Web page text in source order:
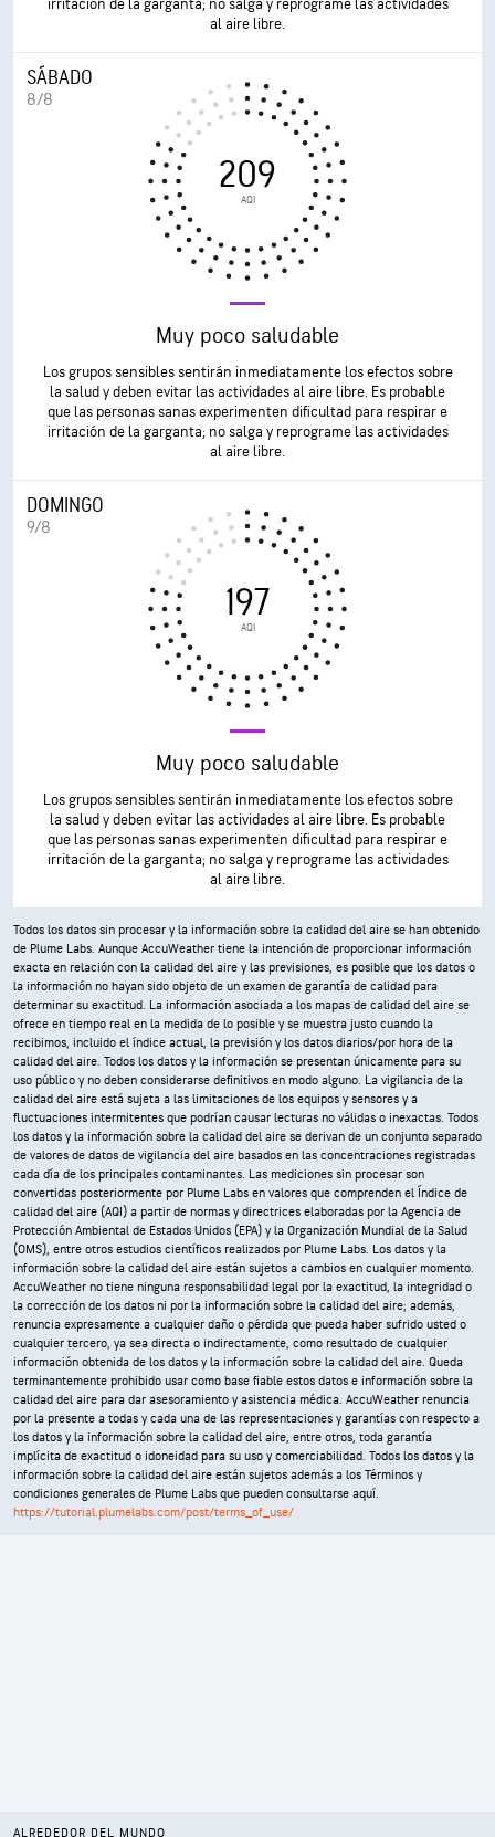
irritación de la garganta; no salga y reprograme las actividades
al aire libre.
SÁBADO
8/8
209
AQI
Muy poco saludable
Los grupos sensibles sentirán inmediatamente los efectos sobre
la salud y deben evitar las actividades al aire libre. Es probable
que las personas sanas experimenten dificultad para respirar e
irritación de la garganta; no salga y reprograme las actividades
al aire libre.
DOMINGO
9/8
197
AQI
Muy poco saludable
Los grupos sensibles sentirán inmediatamente los efectos sobre
la salud y deben evitar las actividades al aire libre. Es probable
que las personas sanas experimenten dificultad para respirar e
irritación de la garganta; no salga y reprograme las actividades
al aire libre.
Todos los datos sin procesar y la información sobre la calidad del aire se han obtenido
de Plume Labs. Aunque AccuWeather tiene la intención de proporcionar información
exacta en relación con la calidad del aire y las previsiones, es posible que los datos o
la información no hayan sido objeto de un examen de garantía de calidad para
determinar su exactitud. La información asociada a los mapas de calidad del aire se
ofrece en tiempo real en la medida de lo posible y se muestra justo cuando la
recibimos, incluido el índice actual, la previsión y los datos diarios/por hora de la
calidad del aire. Todos los datos y la información se presentan únicamente para su
uso público y no deben considerarse definitivos en modo alguno. La vigilancia de la
calidad del aire está sujeta a las limitaciones de los equipos y sensores y a
fluctuaciones intermitentes que podrían causar lecturas no válidas o inexactas. Todos
los datos y la información sobre la calidad del aire se derivan de un conjunto separado
de valores de datos de vigilancia del aire basados en las concentraciones registradas
cada día de los principales contaminantes. Las mediciones sin procesar son
convertidas posteriormente por Plume Labs en valores que comprenden el Índice de
calidad del aire (AQI) a partir de normas y directrices elaboradas por la Agencia de
Protección Ambiental de Estados Unidos (EPA) y la Organización Mundial de la Salud
(OMS), entre otros estudios científicos realizados por Plume Labs. Los datos y la
información sobre la calidad del aire están sujetos a cambios en cualquier momento.
AccuWeather no tiene ninguna responsabilidad legal por la exactitud, la integridad o
la corrección de los datos ni por la información sobre la calidad del aire; además,
renuncia expresamente a cualquier daño o pérdida que pueda haber sufrido usted o
cualquier tercero, ya sea directa o indirectamente, como resultado de cualquier
información obtenida de los datos y la información sobre la calidad del aire. Queda
terminantemente prohibido usar como base fiable estos datos e información sobre la
calidad del aire para dar asesoramiento y asistencia médica. AccuWeather renuncia
por la presente a todas y cada una de las representaciones y garantías con respecto a
los datos y la información sobre la calidad del aire, entre otros, toda garantía
implícita de exactitud o idoneidad para su uso y comerciabilidad. Todos los datos y la
información sobre la calidad del aire están sujetos además a los Términos y
condiciones generales de Plume Labs que pueden consultarse aquí.
https://tutorial.plumelabs.com/post/terms_of_use/
ALREDEDOR DEL MUNDO